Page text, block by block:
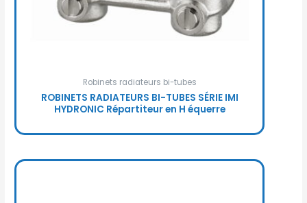
Robinets radiateurs bi-tubes
ROBINETS RADIATEURS BI-TUBES SÉRIE IMI
HYDRONIC Répartiteur en H équerre